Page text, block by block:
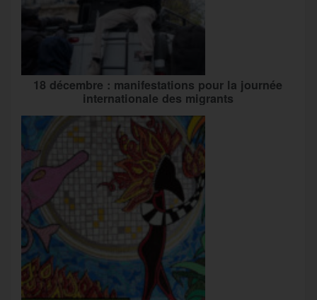
18 décembre : manifestations pour la journée
internationale des migrants